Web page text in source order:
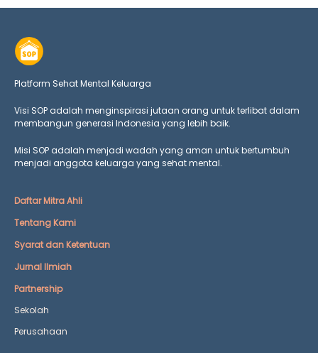
Platform Sehat Mental Keluarga
Visi SOP adalah menginspirasi jutaan orang untuk terlibat dalam
membangun generasi Indonesia yang lebih baik.
Misi SOP adalah menjadi wadah yang aman untuk bertumbuh
menjadi anggota keluarga yang sehat mental.
Daftar Mitra Ahli
Tentang Kami
Syarat dan Ketentuan
Jurnal Ilmiah
Partnership
Sekolah
Perusahaan